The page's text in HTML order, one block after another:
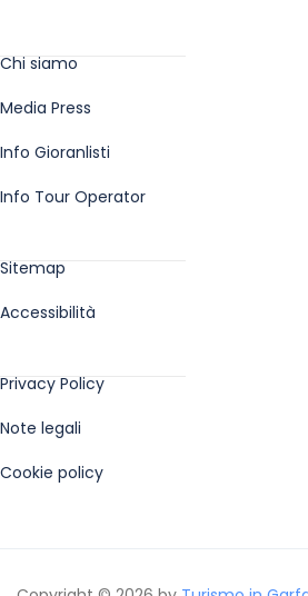
Chi siamo
Media Press
Info Gioranlisti
Info Tour Operator
Sitemap
Accessibilità
Privacy Policy
Note legali
Cookie policy